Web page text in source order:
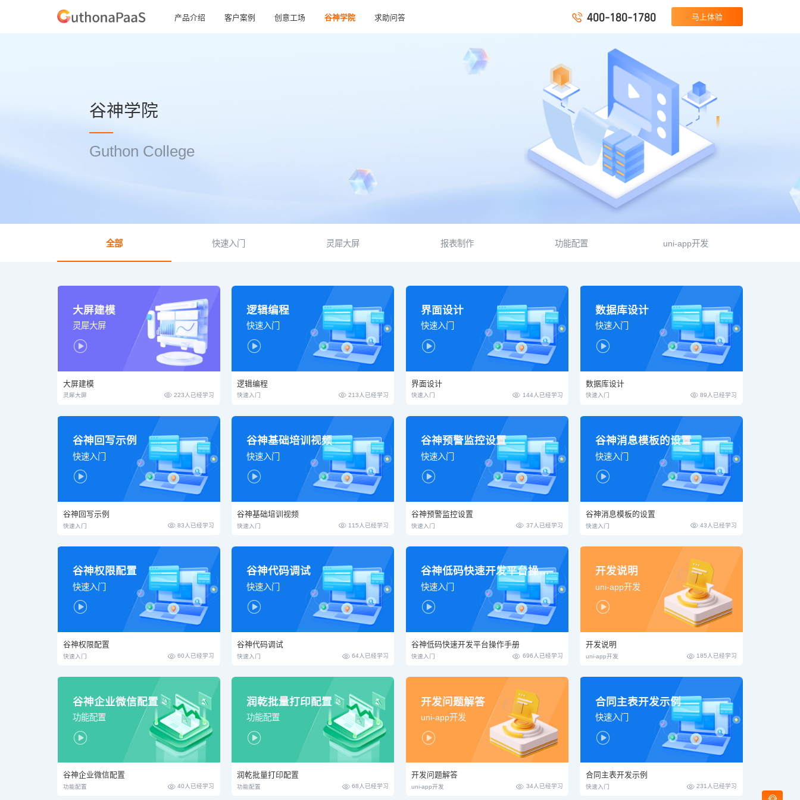
产品介绍 客户案例 创意工场 谷神学院 求助问答  400-180-1780 马上体验
谷神学院
Guthon College
全部 快速入门 灵犀大屏 报表制作 功能配置 uni-app开发
大屏建模
灵犀大屏

大屏建模
灵犀大屏  223人已经学习
逻辑编程
快速入门

逻辑编程
快速入门  213人已经学习
界面设计
快速入门

界面设计
快速入门  144人已经学习
数据库设计
快速入门

数据库设计
快速入门  89人已经学习
谷神回写示例
快速入门

谷神回写示例
快速入门  83人已经学习
谷神基础培训视频
快速入门

谷神基础培训视频
快速入门  115人已经学习
谷神预警监控设置
快速入门

谷神预警监控设置
快速入门  37人已经学习
谷神消息模板的设置
快速入门

谷神消息模板的设置
快速入门  43人已经学习
谷神权限配置
快速入门

谷神权限配置
快速入门  60人已经学习
谷神代码调试
快速入门

谷神代码调试
快速入门  64人已经学习
谷神低码快速开发平台操作手册
快速入门

谷神低码快速开发平台操作手册
快速入门  696人已经学习
开发说明
uni-app开发

开发说明
uni-app开发  185人已经学习
谷神企业微信配置
功能配置

谷神企业微信配置
功能配置  40人已经学习
润乾批量打印配置
功能配置

润乾批量打印配置
功能配置  68人已经学习
开发问题解答
uni-app开发

开发问题解答
uni-app开发  34人已经学习
合同主表开发示例
快速入门

合同主表开发示例
快速入门  231人已经学习